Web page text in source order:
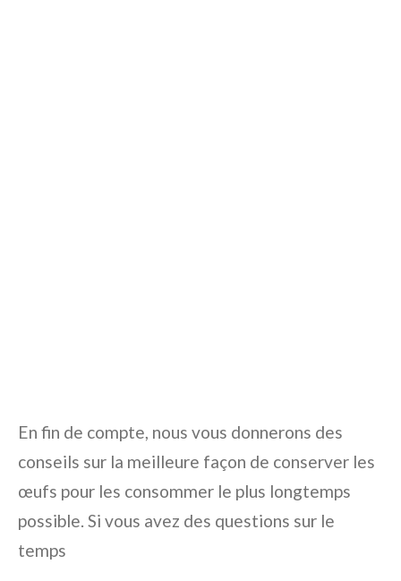
En fin de compte, nous vous donnerons des
conseils sur la meilleure façon de conserver les
œufs pour les consommer le plus longtemps
possible. Si vous avez des questions sur le
temps